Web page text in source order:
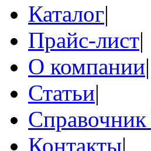
Каталог|
Прайс-лист|
О компании|
Статьи|
Контакты|